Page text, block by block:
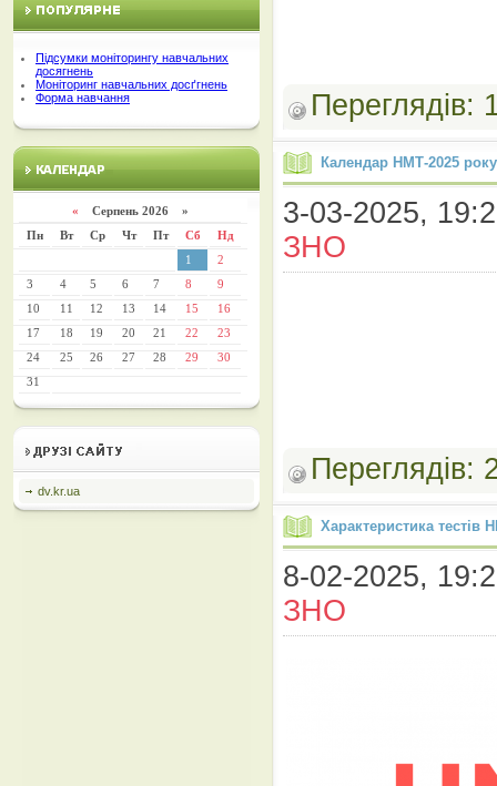
Підсумки моніторингу навчальних
досягнень
Моніторинг навчальних досґгнень
Форма навчання
« Серпень 2026 »
Пн
Вт Ср Чт Пт Сб
Нд
1
2
3
4 5 6 7 8
9
10
11 12 13 14 15
16
17
18 19 20 21 22
23
24
25 26 27 28 29
30
31
dv.kr.ua
Календар НМТ-2025 року
3-03-2025,
ЗНО
Характеристика тестів
8-02-2025,
ЗНО